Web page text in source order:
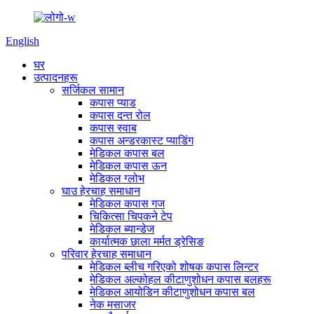
English
घर
उत्पादनहरू
सर्जिकल सामान
कपास प्याड
कपास दन्त रोल
कपास स्वाब
कपास अन्डरकास्ट प्याडिंग
मेडिकल कपास बल
मेडिकल कपास ऊन
मेडिकल ग्लोभ
घाउ हेरचाह समाधान
मेडिकल कपास गज
चिकित्सा चिपकने टेप
मेडिकल ब्यान्डेज
कार्यात्मक छाला मर्मत ड्रेसिङ
परिवार हेरचाह समाधान
मेडिकल ब्लीच गरिएको शोषक कपास लिन्टर
मेडिकल अल्कोहल कीटाणुशोधन कपास बलहरू
मेडिकल आयोडिन कीटाणुशोधन कपास बल
नेक मसाजर